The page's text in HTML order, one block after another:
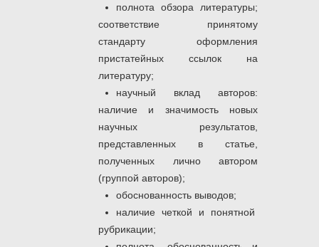
полнота обзора литературы;
соответствие принятому
стандарту оформления
пристатейных ссылок на
литературу;
научный вклад авторов:
наличие и значимость новых
научных результатов,
представленных в статье,
полученных лично автором
(группой авторов);
обоснованность выводов;
наличие четкой и понятной
рубрикации;